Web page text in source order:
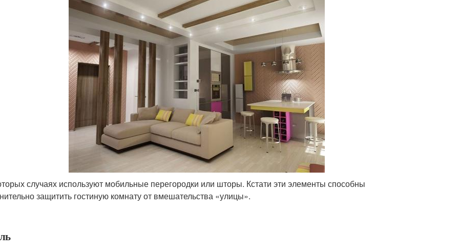
случаях используют мобильные перегородки или шторы. Кстати эти элементы способны
защитить гостиную комнату от вмешательства «улицы».